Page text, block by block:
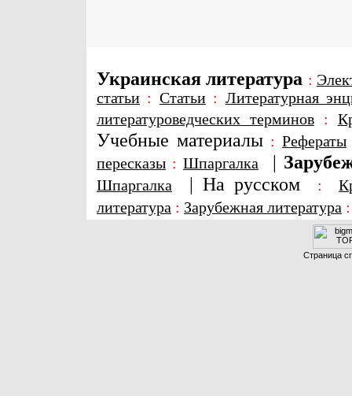
Украинская литература :
статьи : Статьи: Литературная
литературоведческих терминов:
Учебные материалы : Рефераты
пересказы : Шпаргалка |
Шпаргалка | На русском :
литература : Зарубежная литература
Страница